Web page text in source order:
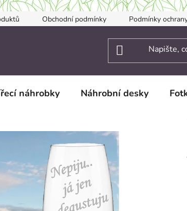
Obchodní podmínky Podmínky
náhrobky Náhrobní desky